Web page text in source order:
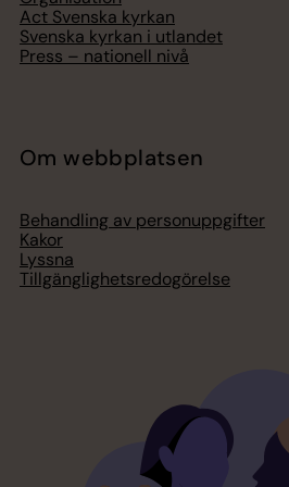
Act Svenska kyrkan
Svenska kyrkan i utlandet
Press – nationell nivå
Om webbplatsen
Behandling av personuppgifter
Kakor
Lyssna
Tillgänglighetsredogörelse